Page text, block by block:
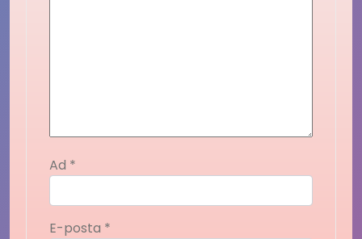
Ad *
E-posta *